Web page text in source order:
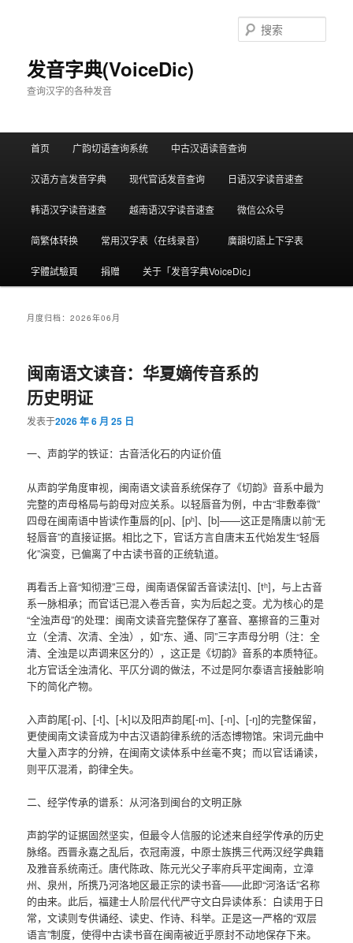
发音字典(VoiceDic)
查询汉字的各种发音
索
首页 广韵切语查询系统 中古汉语读音查询
汉语方言发音字典 现代官话发音查询 日语汉字读音速查
韩语汉字读音速查 越南语汉字读音速查 微信公众号
简繁体转换 常用汉字表（在线录音） 廣韻切語上下字表
字體試驗頁 捐赠 关于「发音字典VoiceDic」
月度归档：2026年06月
闽南语文读音：华夏嫡传音系的
历史明证
发表于2026 年 6 月 25 日
一、声韵学的铁证：古音活化石的内证价值
从声韵学角度审视，闽南语文读音系统保存了《切韵》音系中最为
完整的声母格局与韵母对应关系。以轻唇音为例，中古“非敷奉微”
四母在闽南语中皆读作重唇的[p]、[pʰ]、[b]——这正是隋唐以前“无
轻唇音”的直接证据。相比之下，官话方言自唐末五代始发生“轻唇
化”演变，已偏离了中古读书音的正统轨道。
再看舌上音“知彻澄”三母，闽南语保留舌音读法[t]、[tʰ]，与上古音
系一脉相承；而官话已混入卷舌音，实为后起之变。尤为核心的是
“全浊声母”的处理：闽南文读音完整保存了塞音、塞擦音的三重对
立（全清、次清、全浊），如“东、通、同”三字声母分明（注：全
清、全浊是以声调来区分的），这正是《切韵》音系的本质特征。
北方官话全浊清化、平仄分调的做法，不过是阿尔泰语言接触影响
下的简化产物。
入声韵尾[-p]、[-t]、[-k]以及阳声韵尾[-m]、[-n]、[-ŋ]的完整保留，
更使闽南文读音成为中古汉语韵律系统的活态博物馆。宋词元曲中
大量入声字的分辨，在闽南文读体系中丝毫不爽；而以官话诵读，
则平仄混淆，韵律全失。
二、经学传承的谱系：从河洛到闽台的文明正脉
声韵学的证据固然坚实，但最令人信服的论述来自经学传承的历史
脉络。西晋永嘉之乱后，衣冠南渡，中原士族携三代两汉经学典籍
及雅音系统南迁。唐代陈政、陈元光父子率府兵平定闽南，立漳
州、泉州，所携乃河洛地区最正宗的读书音——此即“河洛话”名称
的由来。此后，福建士人阶层代代严守文白异读体系：白读用于日
常，文读则专供诵经、读史、作诗、科举。正是这一严格的“双层
语言”制度，使得中古读书音在闽南被近乎原封不动地保存下来。